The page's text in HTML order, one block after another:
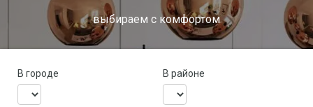
выбираем с комфортом
В городе В районе